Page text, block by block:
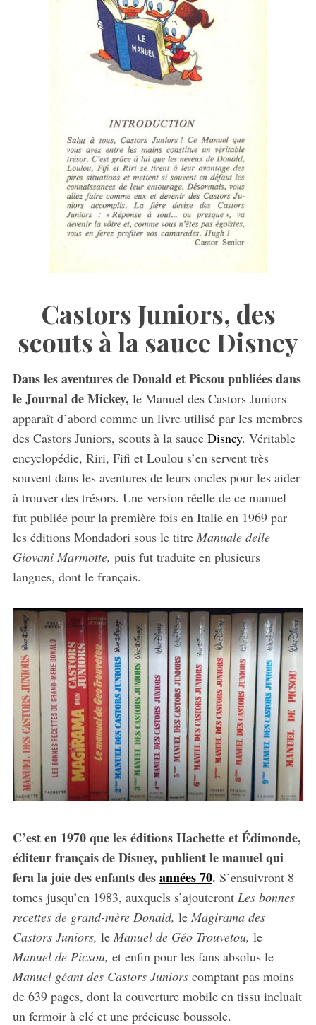
Castors Juniors, des
scouts à la sauce Disney
Dans les aventures de Donald et Picsou publiées dans
le Journal de Mickey, le Manuel des Castors Juniors
apparaît d’abord comme un livre utilisé par les membres
des Castors Juniors, scouts à la sauce Disney. Véritable
encyclopédie, Riri, Fifi et Loulou s’en servent très
souvent dans les aventures de leurs oncles pour les aider
à trouver des trésors. Une version réelle de ce manuel
fut publiée pour la première fois en Italie en 1969 par
les éditions Mondadori sous le titre Manuale delle
Giovani Marmotte, puis fut traduite en plusieurs
langues, dont le français.
C’est en 1970 que les éditions Hachette et Édimonde,
éditeur français de Disney, publient le manuel qui
fera la joie des enfants desannées 70. S’ensuivront 8
tomes jusqu’en 1983, auxquels s’ajouteront Les bonnes
recettes de grand-mère Donald, le Magiramades
Castors Juniors, le Manuel de Géo Trouvetou, le
Manuel de Picsou, et enfin pour les fans absolus le
Manuel géant des Castors Juniorscomptant pas moins
de 639 pages, dont la couverture mobile en tissu incluait
un fermoir à clé et une précieuse boussole.